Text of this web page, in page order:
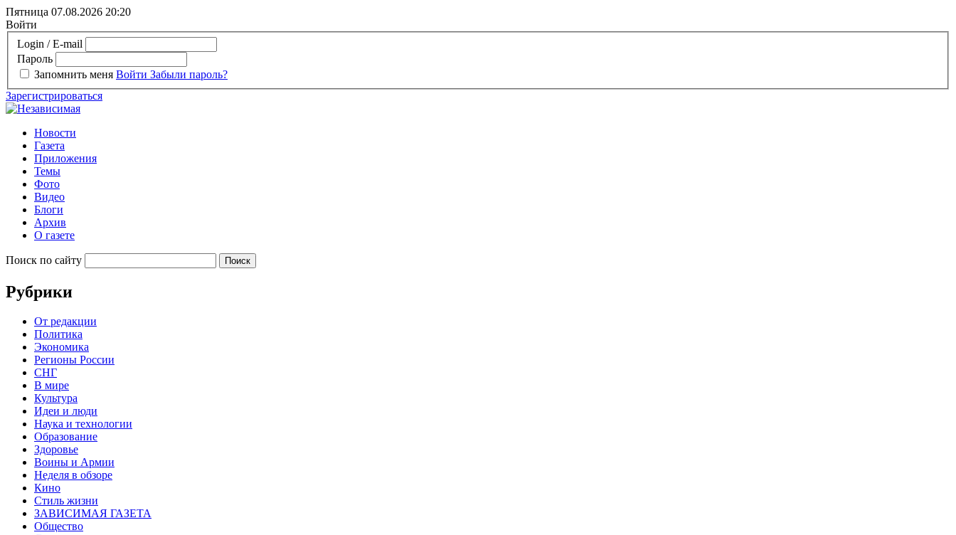
Пятница 07.08.2026 20:20
Войти
Login / E-mail
Пароль
Запомнить меня Войти Забыли пароль?
Зарегистрироваться
Новости
Газета
Приложения
Темы
Фото
Видео
Блоги
Архив
О газете
Поиск по сайту
Рубрики
От редакции
Политика
Экономика
Регионы России
СНГ
В мире
Культура
Идеи и люди
Наука и технологии
Образование
Здоровье
Воины и Армии
Неделя в обзоре
Кино
Стиль жизни
ЗАВИСИМАЯ ГАЗЕТА
Общество